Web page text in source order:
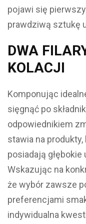
pojawi się
prawdziwą sztukę
DWA
KOLACJI
Komponując
sięgnąć po
odpowiednikiem
stawia na
posiadają
Wskazując na
że wybór zawsze
preferencjami
indywidualna